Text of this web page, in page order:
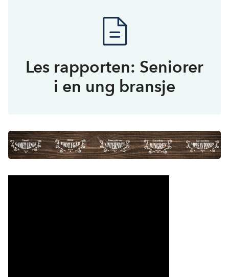
Les rapporten: Seniorer
i en ung bransje